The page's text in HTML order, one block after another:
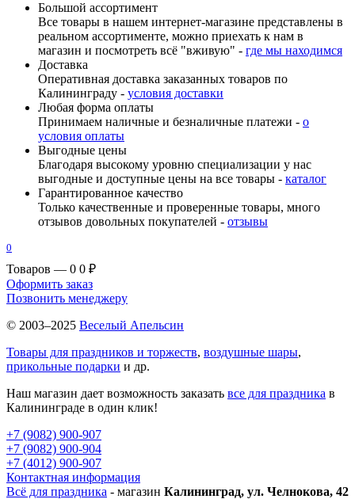
Большой ассортимент
Все товары в нашем интернет-магазине представлены в
реальном ассортименте, можно приехать к нам в
магазин и посмотреть всё "вживую" - где мы находимся
Доставка
Оперативная доставка заказанных товаров по
Калининграду - условия доставки
Любая форма оплаты
Принимаем наличные и безналичные платежи - о
условия оплаты
Выгодные цены
Благодаря высокому уровню специализации у нас
выгодные и доступные цены на все товары - каталог
Гарантированное качество
Только качественные и проверенные товары, много
отзывов довольных покупателей - отзывы
0
Товаров — 0 0 ₽
Оформить заказ
Позвонить менеджеру
© 2003–2025 Веселый Апельсин
Товары для праздников и торжеств, воздушные шары,
прикольные подарки и др.
Наш магазин дает возможность заказать все для праздника в
Калининграде в один клик!
+7 (9082) 900-907
+7 (9082) 900-904
+7 (4012) 900-907
Контактная информация
Всё для праздника - магазин Калининград, ул. Челнокова, 42